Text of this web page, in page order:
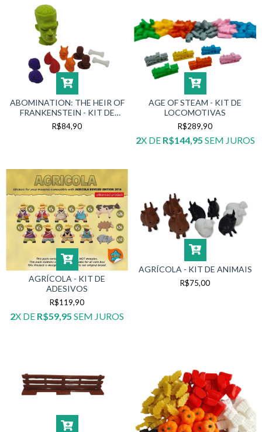
ABOMINATION: THE HEIR OF
FRANKENSTEIN - KIT DE
TOKENS E MARCADOR DE
JOGADOR
R$84,90
AGE OF STEAM - KIT DE
LOCOMOTIVAS
R$289,90
2X DE R$144,95 SEM JUROS
AGRÍCOLA - KIT DE
ADESIVOS
R$119,90
2X DE R$59,95 SEM JUROS
AGRÍCOLA - KIT DE ANIMAIS
R$75,00